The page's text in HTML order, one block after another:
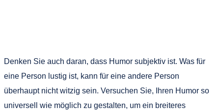
Denken Sie auch daran, dass Humor subjektiv ist. Was für
eine Person lustig ist, kann für eine andere Person
überhaupt nicht witzig sein. Versuchen Sie, Ihren Humor so
universell wie möglich zu gestalten, um ein breiteres